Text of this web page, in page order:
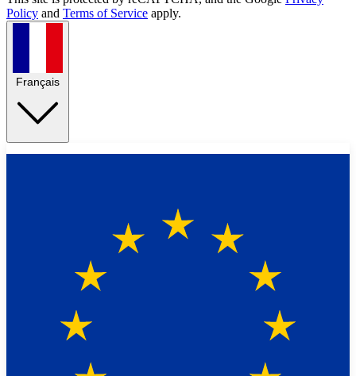
Policy and Terms of Service apply.
Français